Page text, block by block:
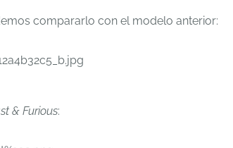
compararlo con el modelo anterior:
& Furious: